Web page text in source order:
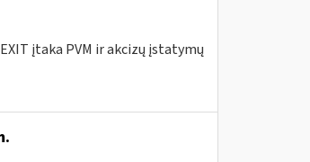
įtaka PVM ir akcizų įstatymų